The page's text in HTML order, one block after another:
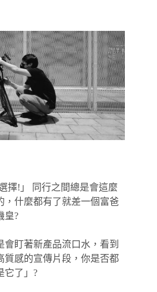
擇!」 同行之間總是會這麼
，什麼都有了就差一個富爸
皇?
盯著新產品流口水，看到
質感的宣傳片段，你是否都
它了」?